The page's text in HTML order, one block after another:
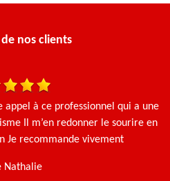
de nos clients
à ce professionnel qui a une
Il m’en redonner le sourire en
Je recommande vivement
Nathalie